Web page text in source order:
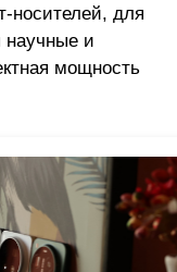
носителей, для
и
мощность